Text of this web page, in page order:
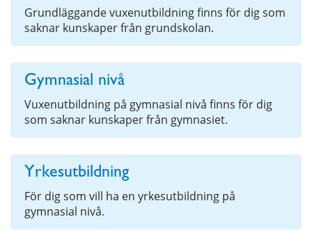
Grundläggande vuxenutbildning finns för dig som
saknar kunskaper från grundskolan.
Gymnasial nivå
Vuxenutbildning på gymnasial nivå finns för dig
som saknar kunskaper från gymnasiet.
Yrkesutbildning
För dig som vill ha en yrkesutbildning på
gymnasial nivå.